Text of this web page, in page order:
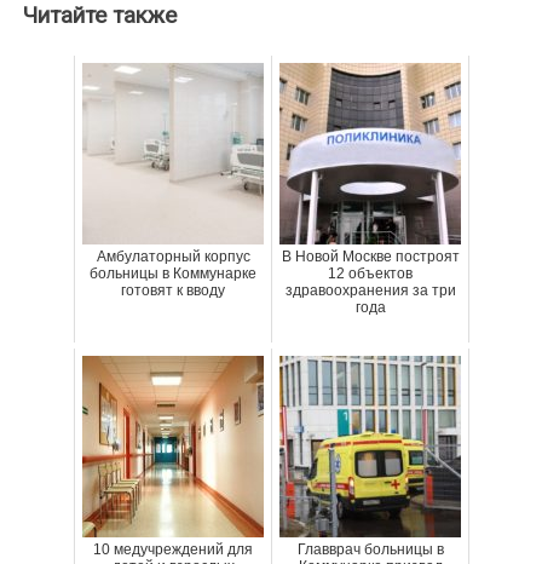
Читайте также
Амбулаторный корпус
больницы в Коммунарке
готовят к вводу
В Новой Москве построят
12 объектов
здравоохранения за три
года
10 медучреждений для
Главврач больницы в